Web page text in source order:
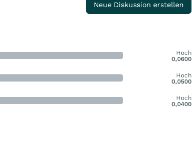
Neue Diskussion erstellen
Hoch
0,0600
Hoch
0,0500
Hoch
0,0400